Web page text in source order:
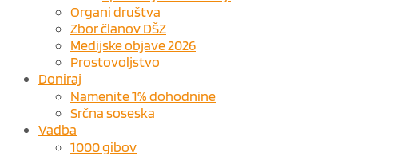
Organi društva
Zbor članov DŠZ
Medijske objave 2026
Prostovoljstvo
Doniraj
Namenite 1% dohodnine
Srčna soseska
Vadba
1000 gibov